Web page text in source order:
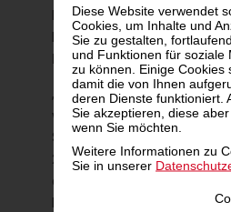
Diese Website verwendet
Cookies, um Inhalte und
Sie zu gestalten,
und Funktionen für soziale
zu können. Einige Cookies
damit die von Ihnen
deren Dienste funktioniert.
Sie akzeptieren, diese
wenn Sie möchten.
Weitere Informationen zu
Sie in unserer
Besucher, die gerne und oft
DDSG-Blue-Danube-
Fischer.
„Die MS Austria, MS
wurden über den Winter
Stand gebracht und legen bis
2026 mehrmals täglich zu
durch die Wachau ab. Auch
Land wurde investiert, um